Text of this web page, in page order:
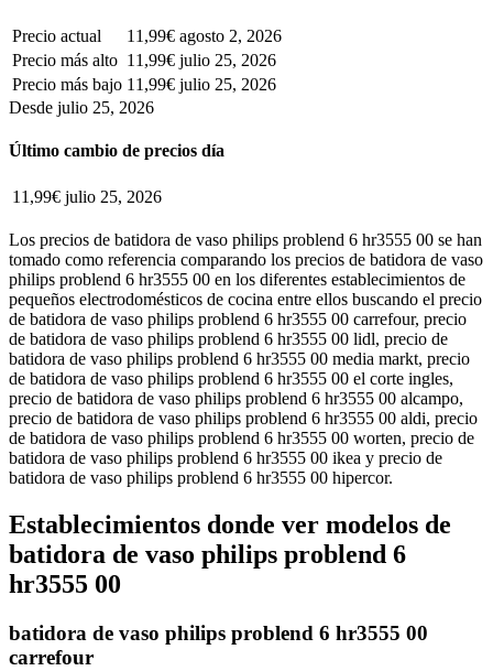
Precio actual 11,99€ agosto 2, 2026
Precio más alto 11,99€ julio 25, 2026
Precio más bajo 11,99€ julio 25, 2026
Desde julio 25, 2026
Último cambio de precios día
11,99€ julio 25, 2026
Los precios de batidora de vaso philips problend 6 hr3555 00 se han
tomado como referencia comparando los precios de batidora de vaso
philips problend 6 hr3555 00 en los diferentes establecimientos de
pequeños electrodomésticos de cocina entre ellos buscando el precio
de batidora de vaso philips problend 6 hr3555 00 carrefour, precio
de batidora de vaso philips problend 6 hr3555 00 lidl, precio de
batidora de vaso philips problend 6 hr3555 00 media markt, precio
de batidora de vaso philips problend 6 hr3555 00 el corte ingles,
precio de batidora de vaso philips problend 6 hr3555 00 alcampo,
precio de batidora de vaso philips problend 6 hr3555 00 aldi, precio
de batidora de vaso philips problend 6 hr3555 00 worten, precio de
batidora de vaso philips problend 6 hr3555 00 ikea y precio de
batidora de vaso philips problend 6 hr3555 00 hipercor.
Establecimientos donde ver modelos de
batidora de vaso philips problend 6
hr3555 00
batidora de vaso philips problend 6 hr3555 00
carrefour